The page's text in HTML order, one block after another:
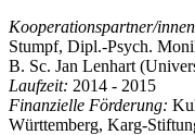
Kooperationspartner/
Stumpf, Dipl.-Psych.
B. Sc. Jan Lenhart
Laufzeit: 2014 - 2015
Finanzielle Förderung:
Württemberg, Karg-